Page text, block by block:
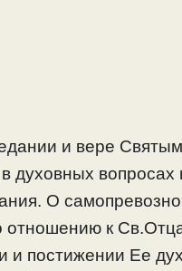
и вере
духовных вопросах
О
отношению к
и постижении Ее